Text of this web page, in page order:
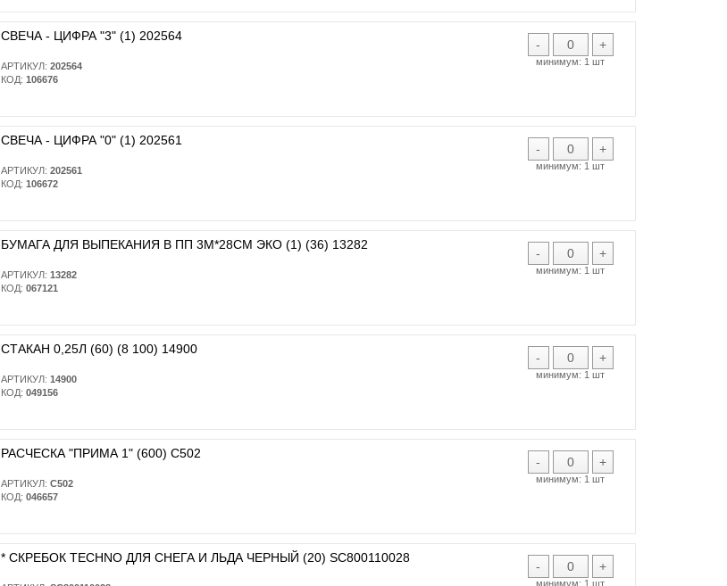
- +
минимум: 1 шт
СВЕЧА - ЦИФРА "3" (1) 202564
АРТИКУЛ: 202564
КОД: 106676
- +
минимум: 1 шт
СВЕЧА - ЦИФРА "0" (1) 202561
АРТИКУЛ: 202561
КОД: 106672
- +
минимум: 1 шт
БУМАГА ДЛЯ ВЫПЕКАНИЯ В ПП 3М*28СМ ЭКО (1) (36) 13282
АРТИКУЛ: 13282
КОД: 067121
- +
минимум: 1 шт
СТАКАН 0,25Л (60) (8 100) 14900
АРТИКУЛ: 14900
КОД: 049156
- +
минимум: 1 шт
РАСЧЕСКА "ПРИМА 1" (600) С502
АРТИКУЛ: С502
КОД: 046657
- +
минимум: 1 шт
* CКРЕБОК TECHNO ДЛЯ СНЕГА И ЛЬДА ЧЕРНЫЙ (20) SC800110028